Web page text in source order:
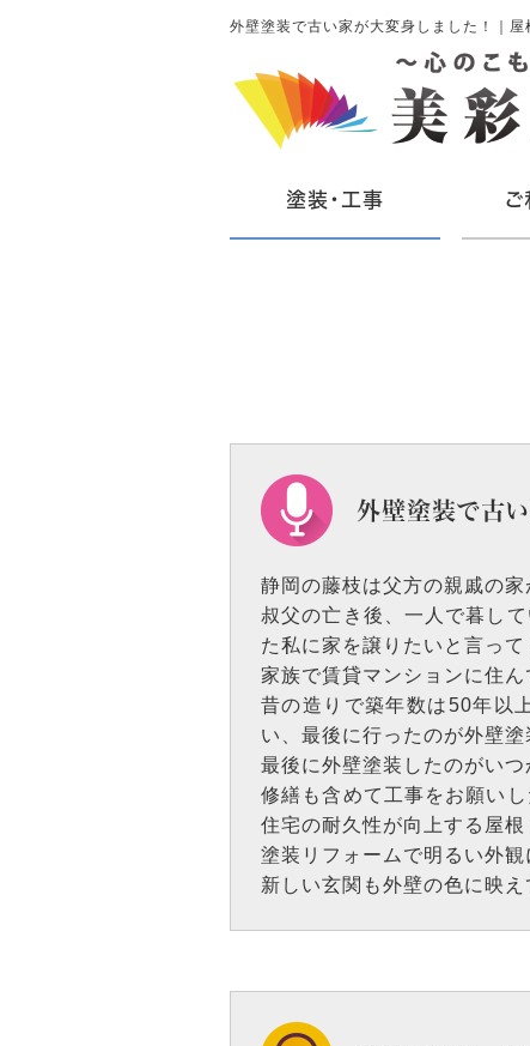
外壁塗装で古い家が大変身しました！｜
塗装・工事 ご
外壁塗装で古い
静岡の藤枝は父方の親戚の
叔父の亡き後、一人で暮し
た私に家を譲りたいと言って
家族で賃貸マンションに住
昔の造りで築年数は50年以
い、最後に行ったのが外壁塗
最後に外壁塗装したのがい
修繕も含めて工事をお願い
住宅の耐久性が向上する屋
塗装リフォームで明るい外
新しい玄関も外壁の色に映